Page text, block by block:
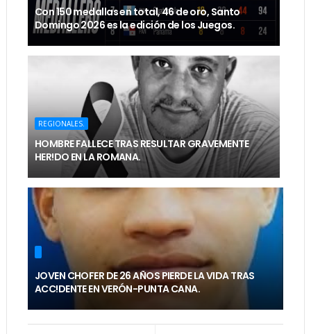
Con 150 medallas en total, 46 de oro, Santo
Domingo 2026 es la edición de los Juegos.
REGIONALES.
HOMBRE FALLECE TRAS RESULTAR GRAVEMENTE
HER!DO EN LA ROMANA.
JOVEN CHOFER DE 26 AÑOS PIERDE LA VIDA TRAS
ACC!DENTE EN VERÓN-PUNTA CANA.